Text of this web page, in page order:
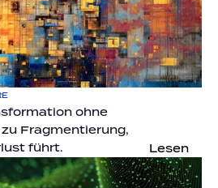
ohne
Fragmentierung,
führt.
Lesen